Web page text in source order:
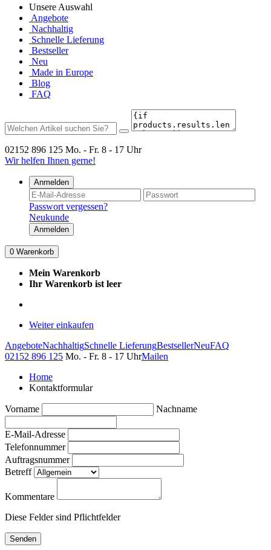
Unsere Auswahl
Angebote
Nachhaltig
Schnelle Lieferung
Bestseller
Neu
Made in Europe
Blog
FAQ
02152 896 125 Mo. - Fr. 8 - 17 Uhr
Wir helfen Ihnen gerne!
Anmelden
Passwort vergessen?
Neukunde
Anmelden
0 Warenkorb
Mein Warenkorb
Ihr Warenkorb ist leer
Weiter einkaufen
AngeboteNachhaltigSchnelle LieferungBestsellerNeuFAQ
02152 896 125 Mo. - Fr. 8 - 17 UhrMailen
Home
Kontaktformular
Vorname Nachname
E-Mail-Adresse
Telefonnummer
Auftragsnummer
Betreff
Kommentare
Diese Felder sind Pflichtfelder
Senden